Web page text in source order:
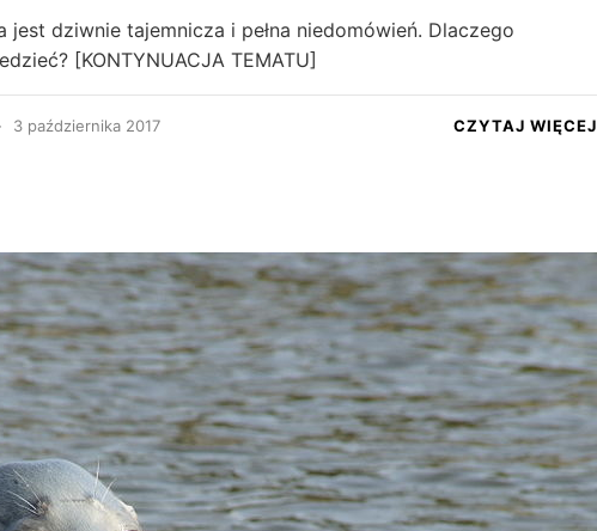
jest dziwnie tajemnicza i pełna niedomówień. Dlaczego
[KONTYNUACJA TEMATU]
3 października 2017 CZYTAJ WIĘCEJ